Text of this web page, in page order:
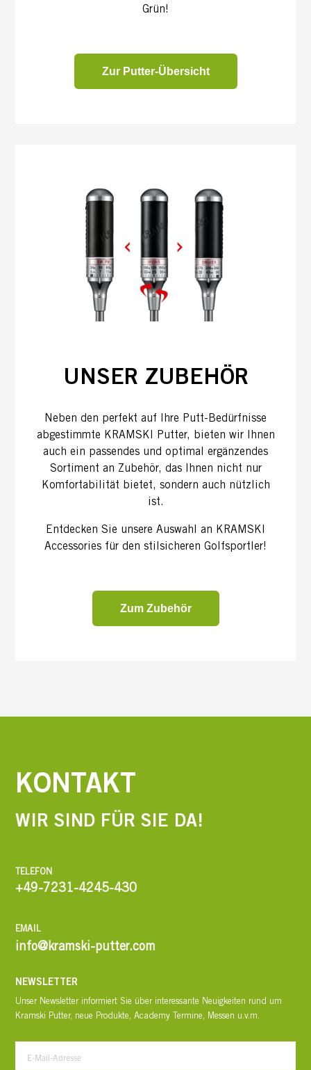
Grün!
Zur Putter-Übersicht
UNSER ZUBEHÖR
Neben den perfekt auf Ihre Putt-Bedürfnisse
abgestimmte KRAMSKI Putter, bieten wir Ihnen
auch ein passendes und optimal ergänzendes
Sortiment an Zubehör, das Ihnen nicht nur
Komfortabilität bietet, sondern auch nützlich
ist.
Entdecken Sie unsere Auswahl an KRAMSKI
Accessories für den stilsicheren Golfsportler!
Zum Zubehör
KONTAKT
WIR SIND FÜR SIE DA!
TELEFON
+49-7231-4245-430
EMAIL
info@kramski-putter.com
NEWSLETTER
Unser Newsletter informiert Sie über interessante Neuigkeiten rund um
Kramski Putter, neue Produkte, Academy Termine, Messen u.v.m.